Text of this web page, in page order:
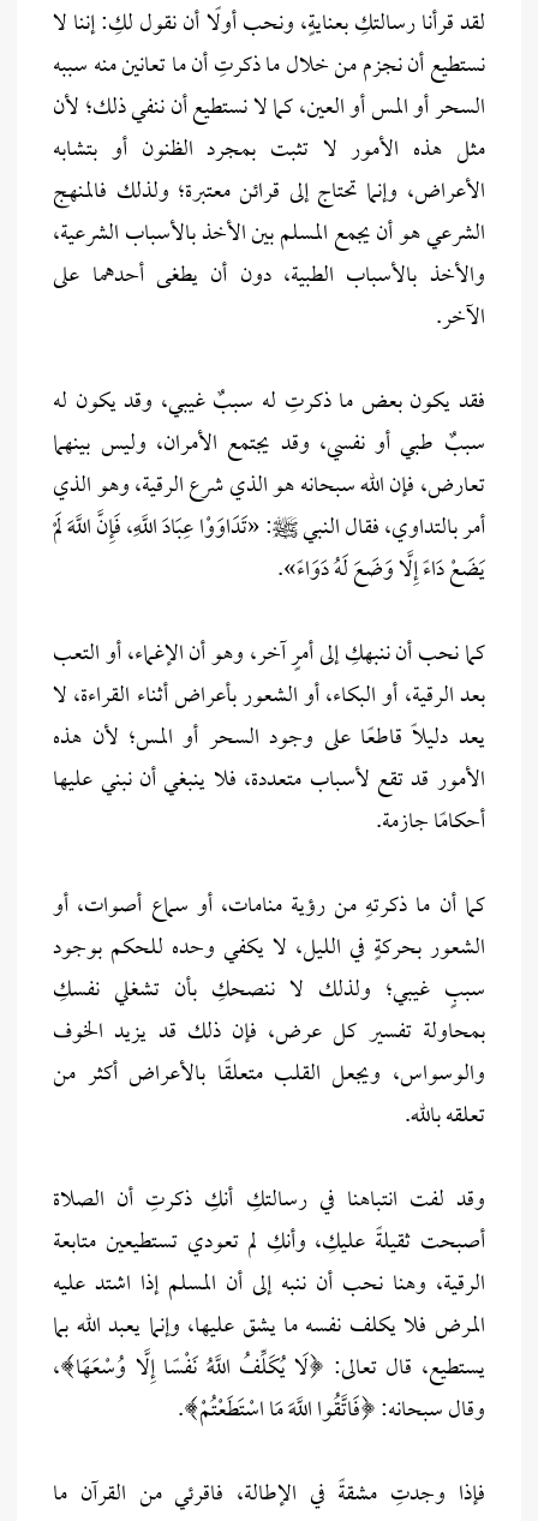
لقد قرأنا رسالتكِ بعنايةٍ، ونحب أولًا أن نقول لكِ: إننا لا
نستطيع أن نجزم من خلال ما ذكرتِ أن ما تعانين منه سببه
السحر أو المس أو العين، كما لا نستطيع أن ننفي ذلك؛ لأن
مثل هذه الأمور لا تثبت بمجرد الظنون أو بتشابه
الأعراض، وإنما تحتاج إلى قرائن معتبرة؛ ولذلك فالمنهج
الشرعي هو أن يجمع المسلم بين الأخذ بالأسباب الشرعية،
والأخذ بالأسباب الطبية، دون أن يطغى أحدهما على
الآخر.
فقد يكون بعض ما ذكرتِ له سببٌ غيبي، وقد يكون له
سببٌ طبي أو نفسي، وقد يجتمع الأمران، وليس بينهما
تعارض، فإن الله سبحانه هو الذي شرع الرقية، وهو الذي
أمر بالتداوي، فقال النبي ﷺ: «تَدَاوَوْا عِبَادَ اللَّهِ، فَإِنَّ اللَّهَ لَمْ
يَضَعْ دَاءً إِلَّا وَضَعَ لَهُ دَوَاءً».
كما نحب أن ننبهكِ إلى أمرٍ آخر، وهو أن الإغماء، أو التعب
بعد الرقية، أو البكاء، أو الشعور بأعراض أثناء القراءة، لا
يعد دليلًا قاطعًا على وجود السحر أو المس؛ لأن هذه
الأمور قد تقع لأسباب متعددة، فلا ينبغي أن نبني عليها
أحكامًا جازمة.
كما أن ما ذكرتهِ من رؤية منامات، أو سماع أصوات، أو
الشعور بحركةٍ في الليل، لا يكفي وحده للحكم بوجود
سببٍ غيبي؛ ولذلك لا ننصحكِ بأن تشغلي نفسكِ
بمحاولة تفسير كل عرض، فإن ذلك قد يزيد الخوف
والوسواس، ويجعل القلب متعلقًا بالأعراض أكثر من
تعلقه بالله.
وقد لفت انتباهنا في رسالتكِ أنكِ ذكرتِ أن الصلاة
أصبحت ثقيلةً عليكِ، وأنكِ لم تعودي تستطيعين متابعة
الرقية، وهنا نحب أن ننبه إلى أن المسلم إذا اشتد عليه
المرض فلا يكلف نفسه ما يشق عليها، وإنما يعبد الله بما
يستطيع، قال تعالى: ﴿لَا يُكَلِّفُ اللَّهُ نَفْسًا إِلَّا وُسْعَهَا﴾،
وقال سبحانه: ﴿فَاتَّقُوا اللَّهَ مَا اسْتَطَعْتُمْ﴾.
فإذا وجدتِ مشقةً في الإطالة، فاقرئي من القرآن ما